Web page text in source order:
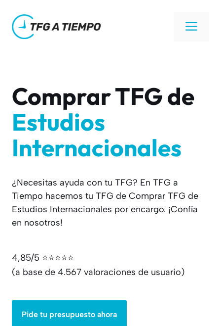
contenido
Comprar TFG de
Estudios
Internacionales
¿Necesitas ayuda con tu TFG? En TFG a
Tiempo hacemos tu TFG de Comprar TFG de
Estudios Internacionales por encargo. ¡Confía
en nosotros!
4,85/5 ⭐⭐⭐⭐⭐
(a base de 4.567 valoraciones de usuario)
Pide tu presupuesto ahora